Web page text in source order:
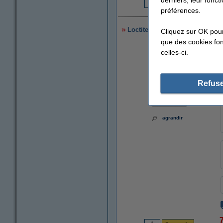
Loctite Control Colle
agrandir
préférences.
Cliquez sur OK
que des cookies
celles-ci.